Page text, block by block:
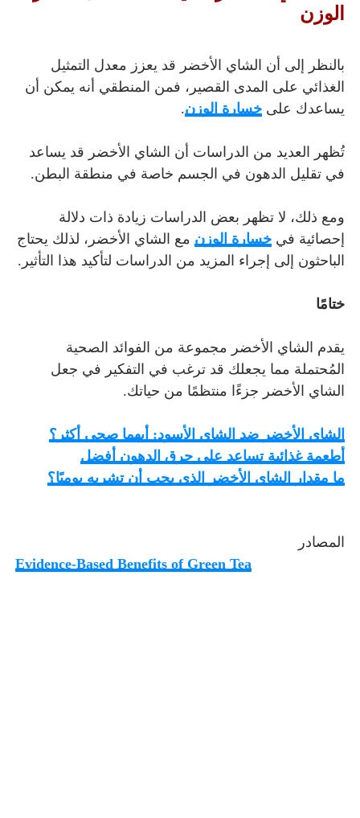
الوزن
بالنظر إلى أن الشاي الأخضر قد يعزز معدل التمثيل
الغذائي على المدى القصير، فمن المنطقي أنه يمكن أن
يساعدك على خسارة الوزن.
تُظهر العديد من الدراسات أن الشاي الأخضر قد يساعد
في تقليل الدهون في الجسم خاصة في منطقة البطن.
ومع ذلك، لا تظهر بعض الدراسات زيادة ذات دلالة
إحصائية في خسارة الوزن مع الشاي الأخضر، لذلك يحتاج
الباحثون إلى إجراء المزيد من الدراسات لتأكيد هذا التأثير.
ختامًا
يقدم الشاي الأخضر مجموعة من الفوائد الصحية
المُحتملة مما يجعلك قد ترغب في التفكير في جعل
الشاي الأخضر جزءًا منتظمًا من حياتك.
‏الشاي ‏الأخضر ضد الشاي ‏الأسود: أيهما صحي أكثر؟
أطعمة غذائية تساعد على حرق الدهون أفضل
ما مقدار الشاي الأخضر الذي يجب أن تشربه يوميًا؟
المصادر
Evidence-Based Benefits of Green Tea